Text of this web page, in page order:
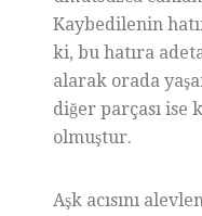
Kaybedilenin
ki, bu hatıra
alarak orada
diğer parçası ise
olmuştur.
Aşk acısını